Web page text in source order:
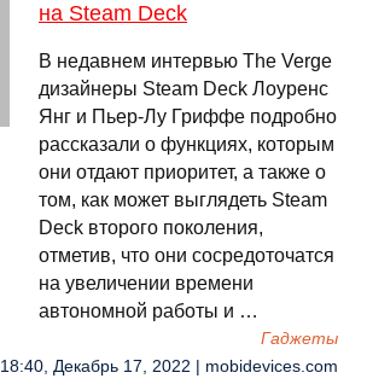
на Steam Deck
В недавнем интервью The Verge
дизайнеры Steam Deck Лоуренс
Янг и Пьер-Лу Гриффе подробно
рассказали о функциях, которым
они отдают приоритет, а также о
том, как может выглядеть Steam
Deck второго поколения,
отметив, что они сосредоточатся
на увеличении времени
автономной работы и …
Гаджеты
18:40, Декабрь 17, 2022 | mobidevices.com